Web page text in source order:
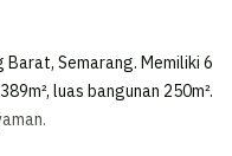
Barat, Semarang. Memiliki 6
luas bangunan 250m².